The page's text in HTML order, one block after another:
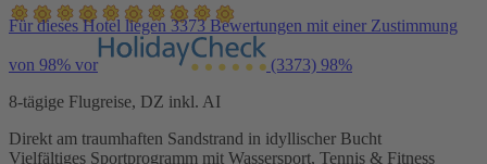
Für dieses Hotel liegen 3373 Bewertungen mit einer Zustimmung
von 98% vor (3373) 98%
8-tägige Flugreise, DZ inkl. AI
Direkt am traumhaften Sandstrand in idyllischer Bucht
Vielfältiges Sportprogramm mit Wassersport, Tennis & Fitness